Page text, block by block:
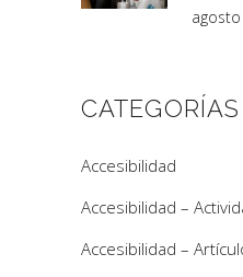
CATEGORÍAS
Accesibilidad
Accesibilidad –
Accesibilidad –